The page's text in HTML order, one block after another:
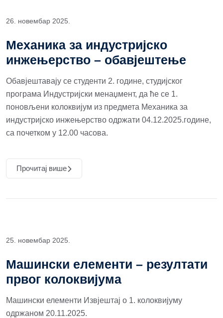
26. новембар 2025.
Механика за индустријско
инжењерство – обавјештење
Обавјештавају се студенти 2. године, студијског
програма Индустријски менаџмент, да ће се 1.
поновљени колоквијум из предмета Механика за
индустријско инжењерство одржати 04.12.2025.године,
са почетком у 12.00 часова.
Прочитај више
25. новембар 2025.
Машински елементи – резултати
првог колоквијума
Машински елементи Извјештај о 1. колоквијуму
одржаном 20.11.2025.